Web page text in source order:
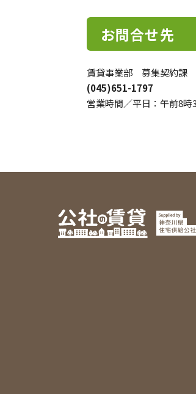
お問合せ先
賃貸事業部 募集契約課
(045)651-1797
営業時間／平日：午前8